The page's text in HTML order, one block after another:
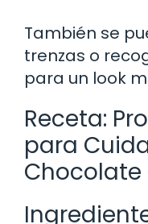
También se
trenzas o
para un look
Receta:
para
Chocolate